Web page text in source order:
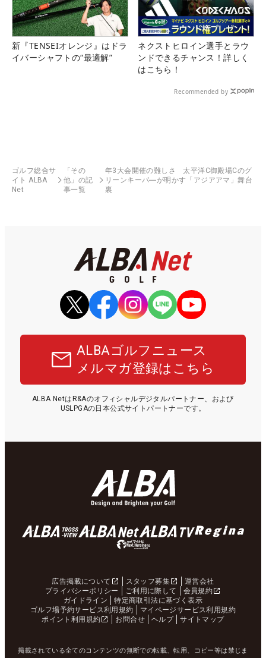
新『TENSEIオレンジ』はドラ
イバーシャフトの“最適解”
ネクストヒロイン選手とラウ
ンドできるチャンス！詳しく
はこちら！
Recommended by
ゴルフ総合サ
イト ALBA
Net
「その
他」の記
事一覧
年3大会開催の難しさ 太平洋C御殿場Cのグ
リーンキーパ―が明かす「アジアアマ」舞台
裏
ALBAゴルフニュース
メルマガ登録はこちら
ALBA NetはR&Aのオフィシャルデジタルパートナー、および
USLPGAの日本公式サイトパートナーです。
広告掲載について スタッフ募集
運営会社
プライバシーポリシー
ご利用に際して
会員規約
ガイドライン
特定商取引法に基づく表示
ゴルフ場予約サービス利用規約
マイページサービス利用規約
ポイント利用規約
お問合せ ヘルプ サイトマップ
掲載されている全てのコンテンツの無断での転載、転用、コピー等は禁じま